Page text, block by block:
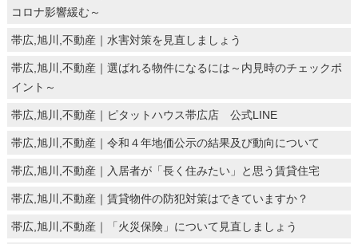
コロナ影響緩む～
帯広,旭川,不動産｜水害対策を見直しましょう
帯広,旭川,不動産｜選ばれる物件になるには～内見時のチェックポ
イント～
帯広,旭川,不動産｜ピタットハウス帯広店 公式LINE
帯広,旭川,不動産｜令和４年地価公示の結果及び動向について
帯広,旭川,不動産｜入居者が「長く住みたい」と思う賃貸住宅
帯広,旭川,不動産｜賃貸物件の防犯対策はできていますか？
帯広,旭川,不動産｜「火災保険」について見直しましょう